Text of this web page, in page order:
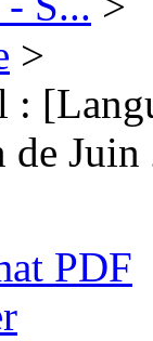
>
:
de
PDF